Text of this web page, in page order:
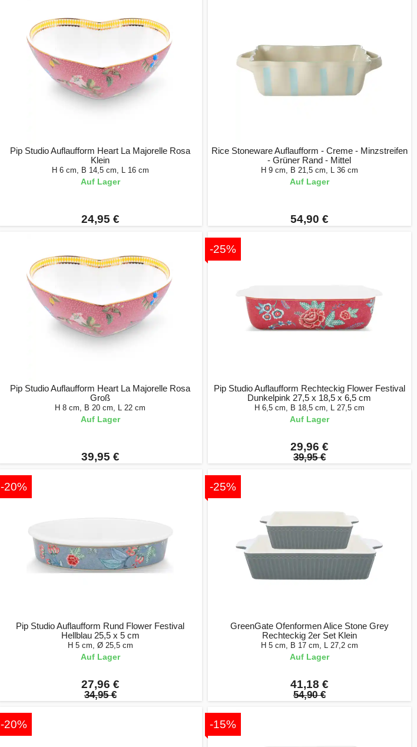
Pip Studio Auflaufform Heart La Majorelle Rosa
Klein
H 6 cm, B 14,5 cm, L 16 cm
Auf Lager
24,95 €
Rice Stoneware Auflaufform - Creme - Minzstreifen
- Grüner Rand - Mittel
H 9 cm, B 21,5 cm, L 36 cm
Auf Lager
54,90 €
Pip Studio Auflaufform Heart La Majorelle Rosa
Groß
H 8 cm, B 20 cm, L 22 cm
Auf Lager
39,95 €
-25%
Pip Studio Auflaufform Rechteckig Flower Festival
Dunkelpink 27,5 x 18,5 x 6,5 cm
H 6,5 cm, B 18,5 cm, L 27,5 cm
Auf Lager
29,96 €
39,95 €
-20%
Pip Studio Auflaufform Rund Flower Festival
Hellblau 25,5 x 5 cm
H 5 cm, Ø 25,5 cm
Auf Lager
27,96 €
34,95 €
-25%
GreenGate Ofenformen Alice Stone Grey
Rechteckig 2er Set Klein
H 5 cm, B 17 cm, L 27,2 cm
Auf Lager
41,18 €
54,90 €
-20% -15%